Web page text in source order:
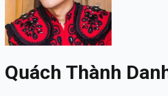
Quách Thành